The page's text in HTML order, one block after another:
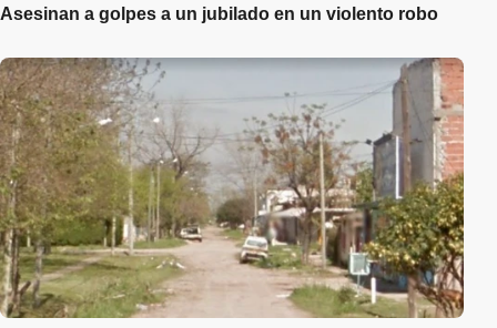
Asesinan a golpes a un jubilado en un violento robo